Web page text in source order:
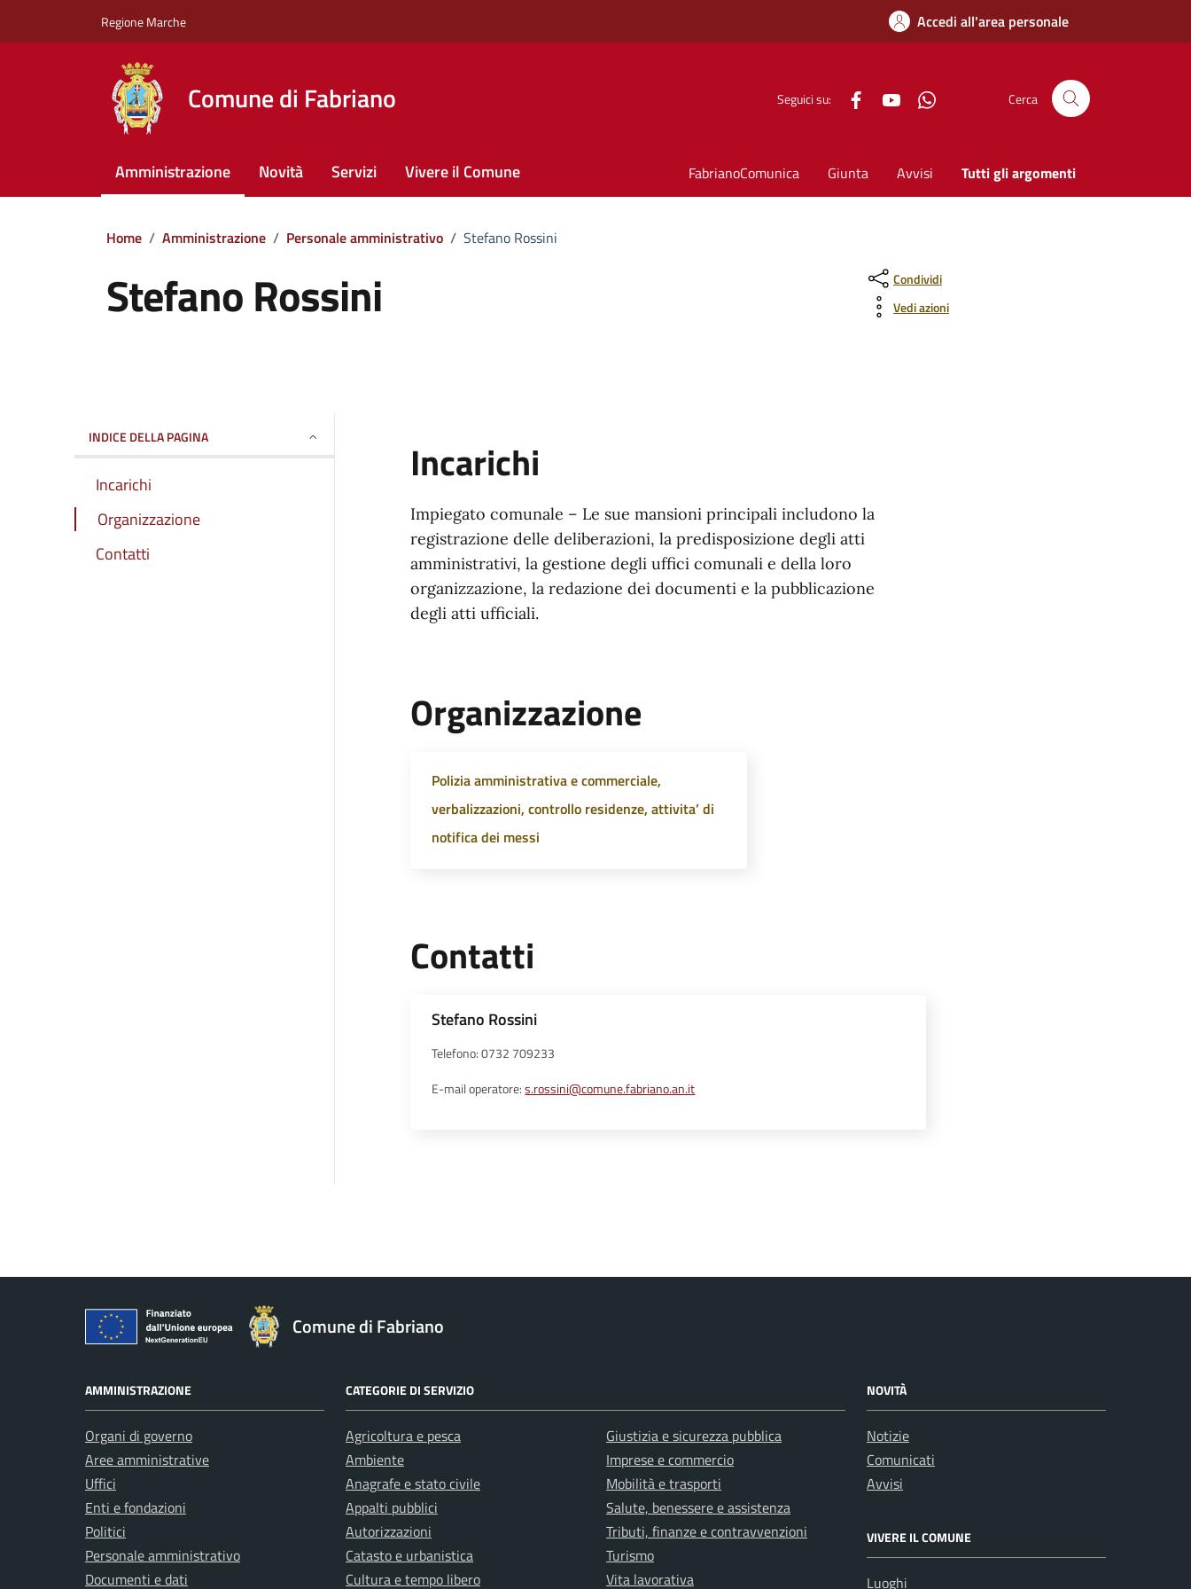
Regione Marche Accedi all'area personale
Comune di Fabriano Seguici su: FacebookYouTube Cerca
Amministrazione Novità Servizi Vivere il Comune FabrianoComunica Giunta Avvisi Tutti gli argomenti
Home / Amministrazione / Personale amministrativo / Stefano Rossini
Stefano Rossini
Condividi
Vedi azioni
INDICE DELLA PAGINA
Incarichi
Organizzazione
Contatti
Incarichi
Impiegato comunale – Le sue mansioni principali includono la
registrazione delle deliberazioni, la predisposizione degli atti
amministrativi, la gestione degli uffici comunali e della loro
organizzazione, la redazione dei documenti e la pubblicazione
degli atti ufficiali.
Organizzazione
Polizia amministrativa e commerciale,
verbalizzazioni, controllo residenze, attivita’ di
notifica dei messi
Contatti
Stefano Rossini
Telefono: 0732 709233
E-mail operatore:s.rossini@comune.fabriano.an.it
Comune di Fabriano
AMMINISTRAZIONE
Organi di governo
Aree amministrative
Uffici
Enti e fondazioni
Politici
Personale amministrativo
Documenti e dati
CATEGORIE DI SERVIZIO
Agricoltura e pesca
Ambiente
Anagrafe e stato civile
Appalti pubblici
Autorizzazioni
Catasto e urbanistica
Cultura e tempo libero
Giustizia e sicurezza pubblica
Imprese e commercio
Mobilità e trasporti
Salute, benessere e assistenza
Tributi, finanze e contravvenzioni
Turismo
Vita lavorativa
NOVITÀ
Notizie
Comunicati
Avvisi
VIVERE IL COMUNE
Luoghi